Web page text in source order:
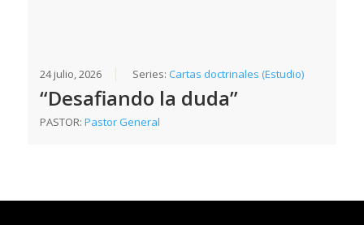
24 julio, 2026 Series:Cartas doctrinales (Estudio)
“Desafiando la duda”
PASTOR:Pastor General